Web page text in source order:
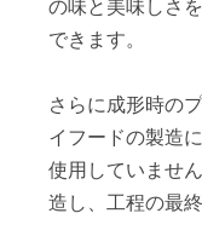
できます。
さらに成形時の
イフードの製造
使用していませ
造し、工程の最